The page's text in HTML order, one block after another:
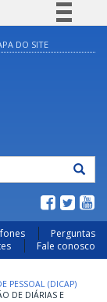
DO SITE
Perguntas
Fale conosco
PESSOAL (DICAP)
DE DIÁRIAS E